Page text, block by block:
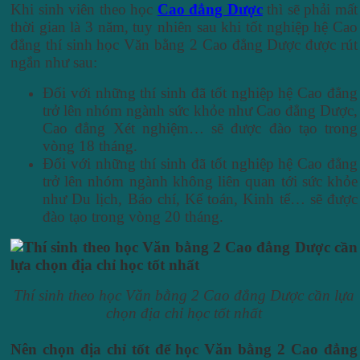
Khi sinh viên theo học Cao đẳng Dượcthì sẽ phải mất
thời gian là 3 năm, tuy nhiên sau khi tốt nghiệp hệ Cao
đẳng thí sinh học Văn bằng 2 Cao đẳng Dược được rút
ngắn như sau:
Đối với những thí sinh đã tốt nghiệp hệ Cao đẳng
trở lên nhóm ngành sức khỏe như Cao đẳng Dược,
Cao đẳng Xét nghiệm… sẽ được đào tạo trong
vòng 18 tháng.
Đối với những thí sinh đã tốt nghiệp hệ Cao đẳng
trở lên nhóm ngành không liên quan tới sức khỏe
như Du lịch, Báo chí, Kế toán, Kinh tế… sẽ được
đào tạo trong vòng 20 tháng.
Thí sinh theo học Văn bằng 2 Cao đẳng Dược cần lựa
chọn địa chỉ học tốt nhất
Nên chọn địa chỉ tốt để học Văn bằng 2 Cao đẳng